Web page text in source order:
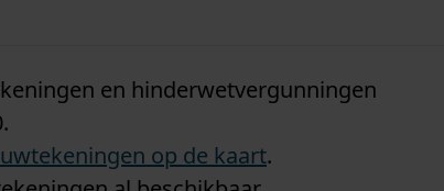
en hinderwetvergunningen
op de kaart.